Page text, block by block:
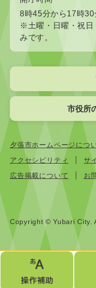
8時45分から17時30
※土曜・日曜・祝日
みです。
市役所
夕張市ホームページにつ
アクセシビリティ
サ
広告掲載について
お
Copyright © Yubari City.